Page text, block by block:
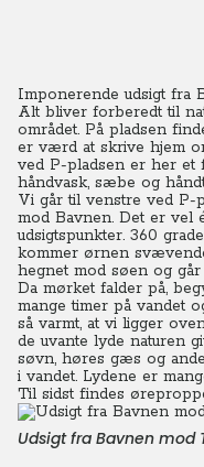
Imponerende udsigt fra
Alt bliver forberedt til
området. På pladsen
er værd at skrive hjem
ved P-pladsen er her et
håndvask, sæbe og
Vi går til venstre ved P-
mod Bavnen. Det er vel
udsigtspunkter. 360
kommer ørnen
hegnet mod søen og går
Da mørket falder på,
mange timer på vandet
så varmt, at vi ligger
de uvante lyde naturen
søvn, høres gæs og
i vandet. Lydene er
Til sidst findes
Udsigt fra Bavnen mod